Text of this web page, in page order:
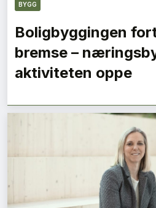
BYGG
Boligbyggingen
bremse –
aktiviteten oppe